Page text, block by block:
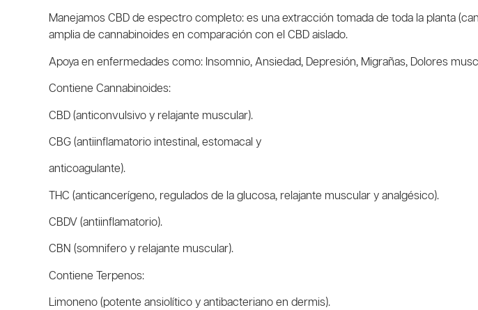
Manejamos CBD de espectro completo: es una extracción tomada de toda la planta
amplia de cannabinoides en comparación con el CBD aislado.
Apoya en enfermedades como: Insomnio, Ansiedad, Depresión, Migrañas, Dolores
Contiene Cannabinoides:
CBD (anticonvulsivo y relajante muscular).
CBG (antiinflamatorio intestinal, estomacal y
anticoagulante).
THC (anticancerígeno, regulados de la glucosa, relajante muscular y analgésico).
CBDV (antiinflamatorio).
CBN (somnifero y relajante muscular).
Contiene Terpenos:
Limoneno (potente ansiolítico y antibacteriano en dermis).